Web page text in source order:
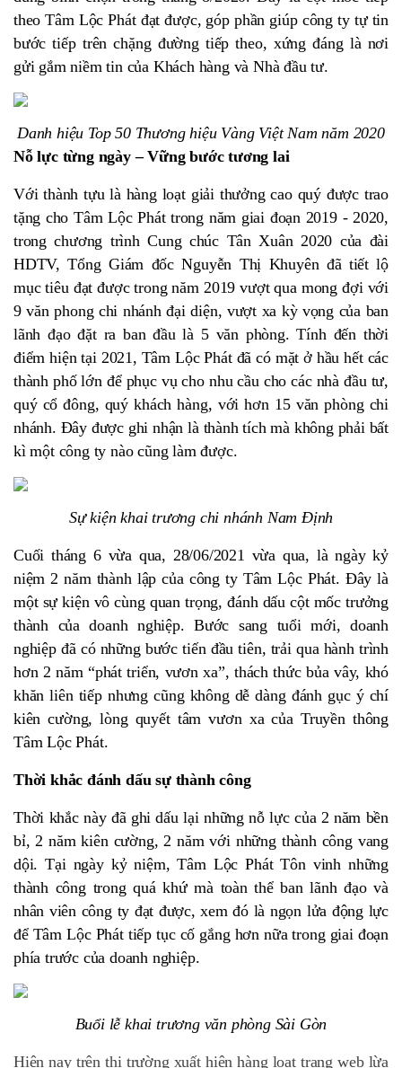
theo Tâm Lộc Phát đạt được, góp phần giúp công ty tự tin
bước tiếp trên chặng đường tiếp theo, xứng đáng là nơi
gửi gắm niềm tin của Khách hàng và Nhà đầu tư.
Danh hiệu Top 50 Thương hiệu Vàng Việt Nam năm 2020
Nỗ lực từng ngày – Vững bước tương lai
Với thành tựu là hàng loạt giải thưởng cao quý được trao
tặng cho Tâm Lộc Phát trong năm giai đoạn 2019 - 2020,
trong chương trình Cung chúc Tân Xuân 2020 của đài
HDTV, Tổng Giám đốc Nguyễn Thị Khuyên đã tiết lộ
mục tiêu đạt được trong năm 2019 vượt qua mong đợi với
9 văn phong chi nhánh đại diện, vượt xa kỳ vọng của ban
lãnh đạo đặt ra ban đầu là 5 văn phòng. Tính đến thời
điểm hiện tại 2021, Tâm Lộc Phát đã có mặt ở hầu hết các
thành phố lớn để phục vụ cho nhu cầu cho các nhà đầu tư,
quý cổ đông, quý khách hàng, với hơn 15 văn phòng chi
nhánh. Đây được ghi nhận là thành tích mà không phải bất
kì một công ty nào cũng làm được.
Sự kiện khai trương chi nhánh Nam Định
Cuối tháng 6 vừa qua, 28/06/2021 vừa qua, là ngày kỷ
niệm 2 năm thành lập của công ty Tâm Lộc Phát. Đây là
một sự kiện vô cùng quan trọng, đánh dấu cột mốc trưởng
thành của doanh nghiệp. Bước sang tuổi mới, doanh
nghiệp đã có những bước tiến đầu tiên, trải qua hành trình
hơn 2 năm “phát triển, vươn xa”, thách thức bủa vây, khó
khăn liên tiếp nhưng cũng không dễ dàng đánh gục ý chí
kiên cường, lòng quyết tâm vươn xa của Truyền thông
Tâm Lộc Phát.
Thời khắc đánh dấu sự thành công
Thời khắc này đã ghi dấu lại những nỗ lực của 2 năm bền
bỉ, 2 năm kiên cường, 2 năm với những thành công vang
dội. Tại ngày kỷ niệm, Tâm Lộc Phát Tôn vinh những
thành công trong quá khứ mà toàn thể ban lãnh đạo và
nhân viên công ty đạt được, xem đó là ngọn lửa động lực
để Tâm Lộc Phát tiếp tục cố gắng hơn nữa trong giai đoạn
phía trước của doanh nghiệp.
Buổi lễ khai trương văn phòng Sài Gòn
Hiện nay trên thị trường xuất hiện hàng loạt trang web lừa